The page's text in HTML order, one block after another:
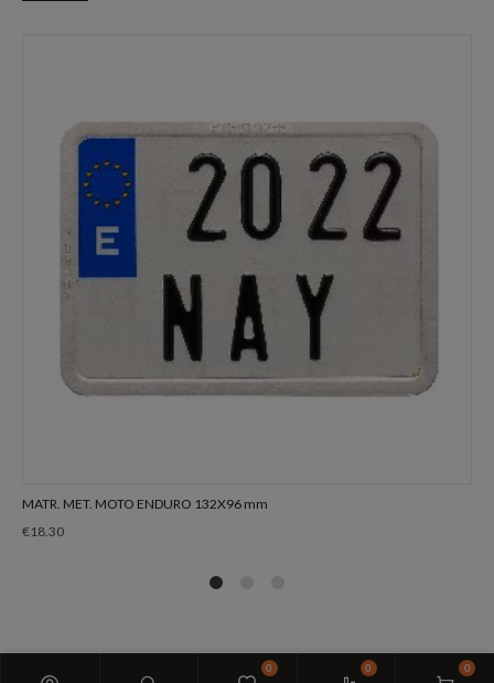
MATR. MET. MOTO ENDURO 132X96 mm
€18.30
0 0 0